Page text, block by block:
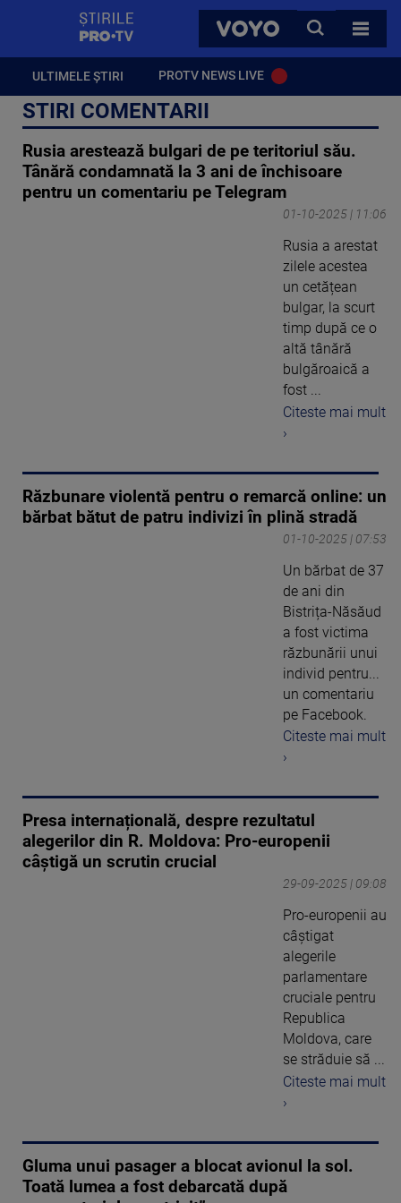
VOYO
CAUTA
TOATE
ULTIMELE ȘTIRI PROTV NEWS LIVE
STIRI COMENTARII
Rusia arestează bulgari de pe teritoriul său.
Tânără condamnată la 3 ani de închisoare
pentru un comentariu pe Telegram
01-10-2025 | 11:06
Rusia a arestat
zilele acestea
un cetățean
bulgar, la scurt
timp după ce o
altă tânără
bulgăroaică a
fost ...
Citeste mai mult
›
Răzbunare violentă pentru o remarcă online: un
bărbat bătut de patru indivizi în plină stradă
01-10-2025 | 07:53
Un bărbat de 37
de ani din
Bistrița-Năsăud
a fost victima
răzbunării unui
individ pentru...
un comentariu
pe Facebook.
Citeste mai mult
›
Presa internațională, despre rezultatul
alegerilor din R. Moldova: Pro-europenii
câștigă un scrutin crucial
29-09-2025 | 09:08
Pro-europenii au
câștigat
alegerile
parlamentare
cruciale pentru
Republica
Moldova, care
se străduie să ...
Citeste mai mult
›
Gluma unui pasager a blocat avionul la sol.
Toată lumea a fost debarcată după